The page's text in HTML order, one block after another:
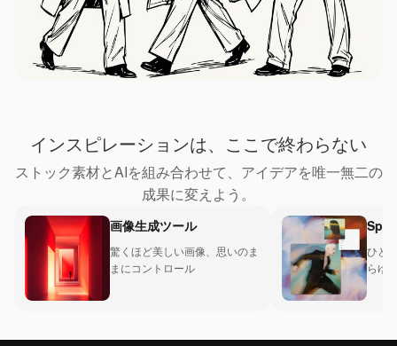
インスピレーションは、ここで終わらない
ストック素材とAIを組み合わせて、アイデアを唯一無二の
成果に変えよう。
画像生成ツール
驚くほど美しい画像、思いのま
まにコントロール
ひと
らゆ